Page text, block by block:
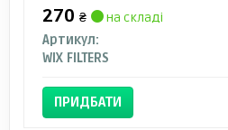
270 ₴
на складі
Артикул:
WIX FILTERS
ПРИДБАТИ